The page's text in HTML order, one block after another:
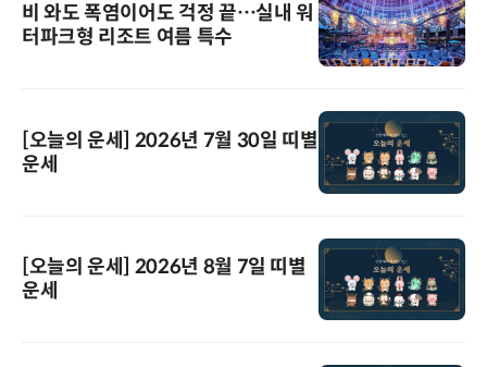
비 와도 폭염이어도 걱정 끝…실내 워
터파크형 리조트 여름 특수
[오늘의 운세] 2026년 7월 30일 띠별
운세
[오늘의 운세] 2026년 8월 7일 띠별
운세